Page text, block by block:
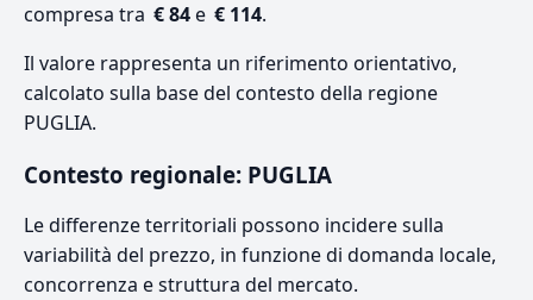
compresa tra € 84e € 114.
Il valore rappresenta un riferimento orientativo,
calcolato sulla base del contesto della regione
PUGLIA.
Contesto regionale: PUGLIA
Le differenze territoriali possono incidere sulla
variabilità del prezzo, in funzione di domanda locale,
concorrenza e struttura del mercato.